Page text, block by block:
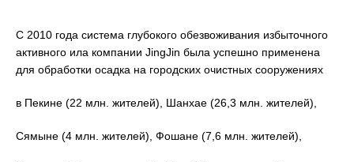
С 2010 года система глубокого обезвоживания избыточного
активного ила компании JingJin была успешно применена
для обработки осадка на городских очистных сооружениях
в Пекине (22 млн. жителей), Шанхае (26,3 млн. жителей),
Сямыне (4 млн. жителей), Фошане (7,6 млн. жителей),